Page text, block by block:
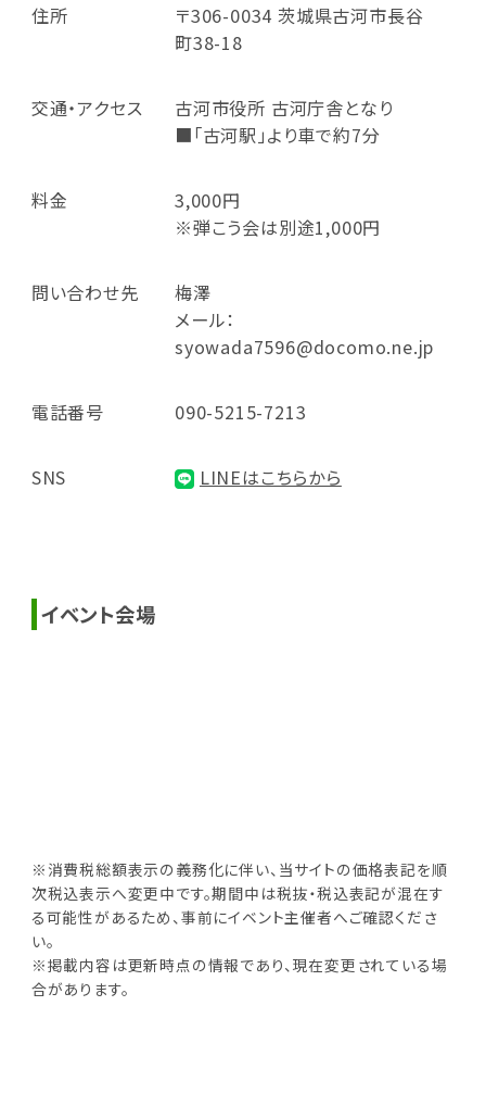
住所
〒306-0034 茨城県古河市長谷
町38-18
交通・アクセス
古河市役所 古河庁舎となり
■「古河駅」より車で約7分
料金
3,000円
※弾こう会は別途1,000円
問い合わせ先
梅澤
メール：
syowada7596@docomo.ne.jp
電話番号 090-5215-7213
SNS LINEはこちらから
イベント会場
※消費税総額表示の義務化に伴い、当サイトの価格表記を順
次税込表示へ変更中です。期間中は税抜・税込表記が混在す
る可能性があるため、事前にイベント主催者へご確認くださ
い。
※掲載内容は更新時点の情報であり、現在変更されている場
合があります。